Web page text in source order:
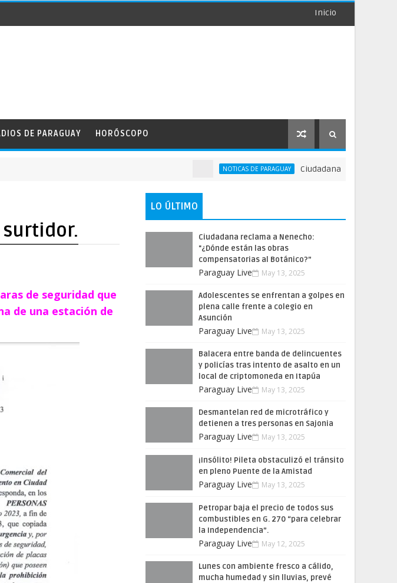
Inicio
DE PARAGUAY HORÓSCOPO
NOTICAS DE PARAGUAY Ciudadana reclama a
de seguridad que
de una estación de
LO ÚLTIMO
Ciudadana reclama a Nenecho:
"¿Dónde están las obras
compensatorias al Botánico?”
Paraguay Live May 13, 2025
Adolescentes se enfrentan a golpes en
plena calle frente a colegio en
Asunción
Paraguay Live May 13, 2025
Balacera entre banda de delincuentes
y policías tras intento de asalto en un
local de criptomoneda en Itapúa
Paraguay Live May 13, 2025
Desmantelan red de microtráfico y
detienen a tres personas en Sajonia
Paraguay Live May 13, 2025
¡Insólito! Pileta obstaculizó el tránsito
en pleno Puente de la Amistad
Paraguay Live May 13, 2025
Petropar baja el precio de todos sus
combustibles en G. 270 “para celebrar
la Independencia”.
Paraguay Live May 12, 2025
Lunes con ambiente fresco a cálido,
mucha humedad y sin lluvias, prevé